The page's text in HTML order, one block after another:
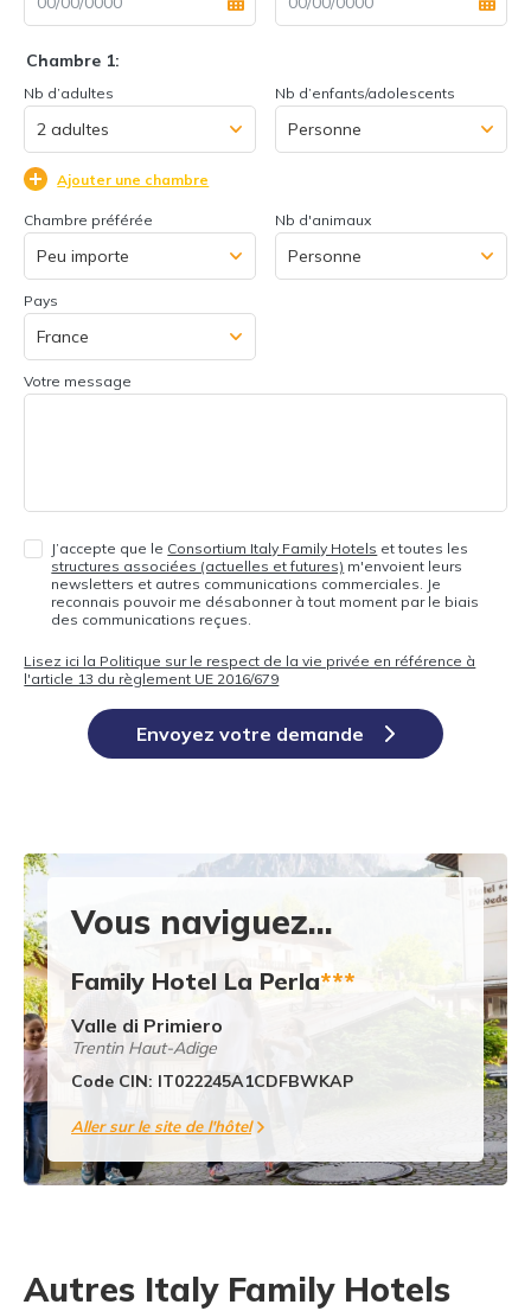
Chambre 1:
Nb d’adultes Nb d’enfants/adolescents
Ajouter une chambre
Chambre préférée Nb d'animaux
Pays
Votre message
J’accepte que le Consortium Italy Family Hotels et toutes les
structures associées (actuelles et futures) m'envoient leurs
newsletters et autres communications commerciales. Je
reconnais pouvoir me désabonner à tout moment par le biais
des communications reçues.
Lisez ici la Politique sur le respect de la vie privée en référence à
l'article 13 du règlement UE 2016/679
Envoyez votre demande
Vous naviguez...
Family Hotel La Perla***
Valle di Primiero
Trentin Haut-Adige
Code CIN: IT022245A1CDFBWKAP
Aller sur le site de l'hôtel
Autres Italy Family Hotels